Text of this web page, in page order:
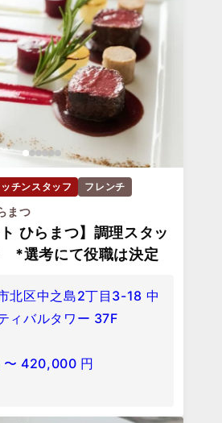
チンスタッフ フレンチ
まつ
ト ひらまつ】調理スタッ
選考にて役職は決定
北区中之島2丁目3-18 中
ィバルタワー 37F
〜 420,000 円